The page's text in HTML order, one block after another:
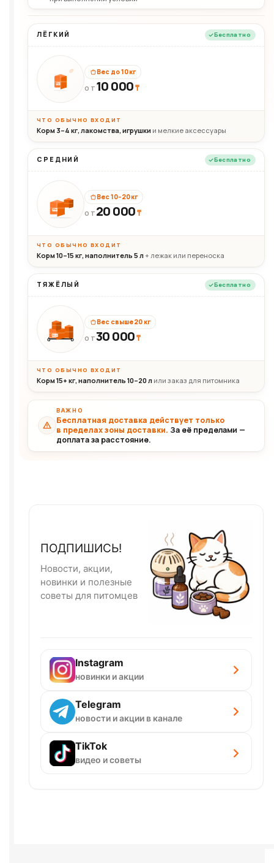
ЛЁГКИЙ Бесплатно
10кг
Вес до 10 кг
ОТ 10 000₸
ЧТО ОБЫЧНО ВХОДИТ
Корм 3–4 кг, лакомства, игрушки и мелкие аксессуары
СРЕДНИЙ Бесплатно
20кг
Вес 10–20 кг
ОТ 20 000₸
ЧТО ОБЫЧНО ВХОДИТ
Корм 10–15 кг, наполнитель 5 л+ лежак или переноска
ТЯЖЁЛЫЙ Бесплатно
30+кг
Вес свыше 20 кг
ОТ30 000₸
ЧТО ОБЫЧНО ВХОДИТ
Корм 15+ кг, наполнитель 10–20 л или заказ для питомника
ВАЖНО
Бесплатная доставка действует только
в пределах зоны доставки. За её пределами —
доплата за расстояние.
ПОДПИШИСЬ!
Новости, акции,
новинки и полезные
советы для питомцев
Instagram
новинки и акции
Telegram
новости и акции в канале
TikTok
видео и советы